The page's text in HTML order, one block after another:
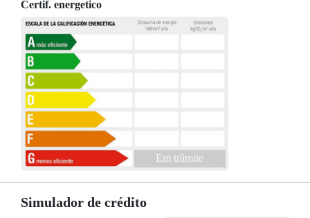
Certif. energetico
Em trâmite
Simulador de crédito